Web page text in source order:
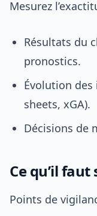
Mesurez
Résultats du
pronostics.
Évolution des
sheets, xGA).
Décisions de
Ce qu’il
Points de